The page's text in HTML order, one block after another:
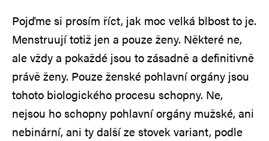
Pojďme si prosím říct, jak moc velká blbost to je.
Menstruují totiž jen a pouze ženy. Některé ne,
ale vždy a pokaždé jsou to zásadně a definitivně
právě ženy. Pouze ženské pohlavní orgány jsou
tohoto biologického procesu schopny. Ne,
nejsou ho schopny pohlavní orgány mužské, ani
nebinární, ani ty další ze stovek variant, podle